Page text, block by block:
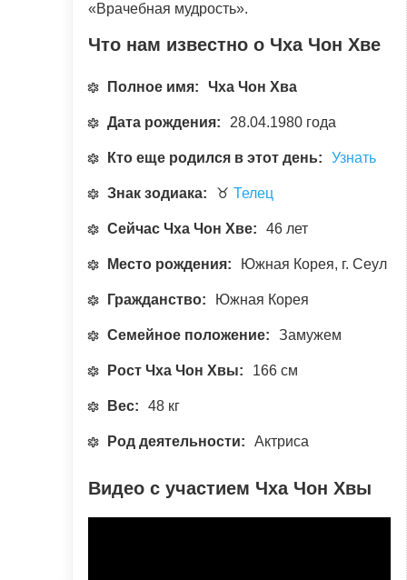
«Врачебная мудрость».
Что нам известно о Чха Чон Хве
Полное имя: Чха Чон Хва
Дата рождения: 28.04.1980 года
Кто еще родился в этот день: Узнать
Знак зодиака: ♉ Телец
Сейчас Чха Чон Хве: 46 лет
Место рождения: Южная Корея, г. Сеул
Гражданство: Южная Корея
Семейное положение: Замужем
Рост Чха Чон Хвы: 166 см
Вес: 48 кг
Род деятельности: Актриса
Видео с участием Чха Чон Хвы